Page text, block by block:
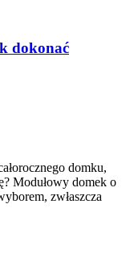
dokonać
domku,
Modułowy domek o
zwłaszcza